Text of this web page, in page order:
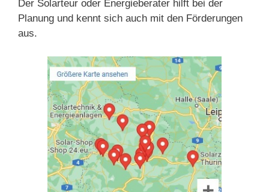
Der Solarteur oder Energieberater hilft bei der
Planung und kennt sich auch mit den Förderungen
aus.